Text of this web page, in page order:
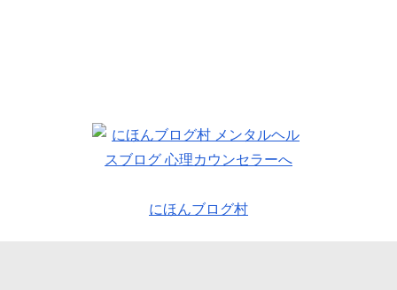
にほんブログ村